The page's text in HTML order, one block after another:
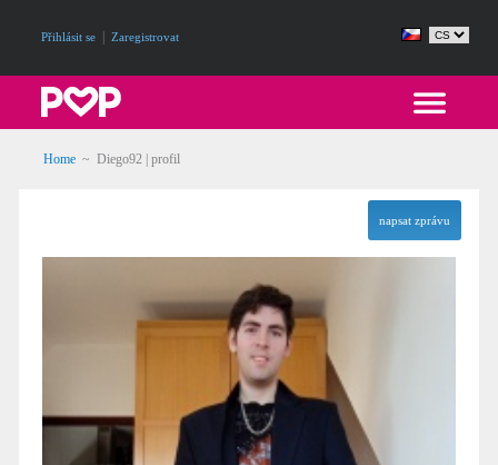
Přihlásit se Zaregistrovat
Home ~ Diego92 | profil
napsat zprávu